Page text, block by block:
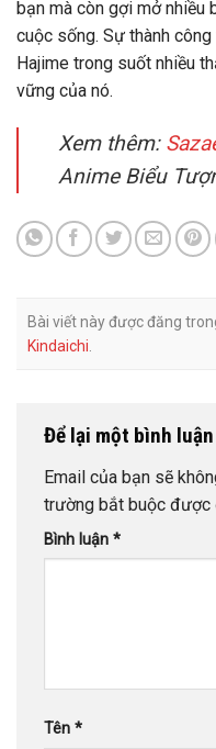
bạn mà còn gợi mở nhiều
cuộc sống. Sự thành
Hajime trong suốt nhiều
vững của nó.
Xem thêm:
Anime Biểu
Bài viết này được đăng
Kindaichi
Để lại một bình luận
Email của bạn sẽ
trường bắt buộc được
Bình luận *
Tên *